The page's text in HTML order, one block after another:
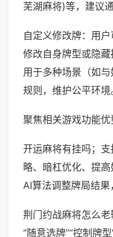
芜湖麻将)等，建议
自定义修改牌：用户
修改自身牌型或隐
用于多种场景（如
规则，维护公平环境
聚焦相关游戏功能优
开运麻将有挂吗；
略、暗杠优化、提
AI算法调整牌局结果
荆门约战麻将怎么
“随意选牌”“控制牌